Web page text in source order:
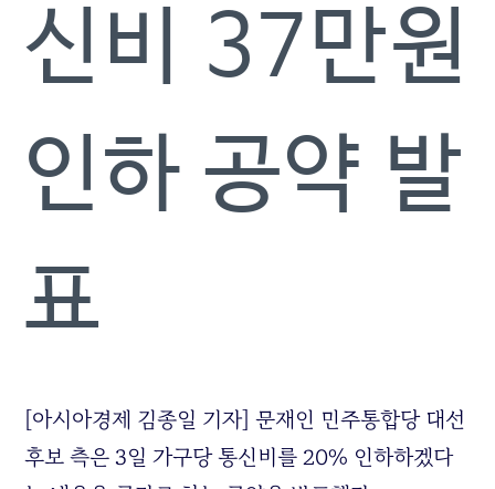
신비 37만원
인하 공약 발
표
[아시아경제 김종일 기자] 문재인 민주통합당 대선
후보 측은 3일 가구당 통신비를 20% 인하하겠다